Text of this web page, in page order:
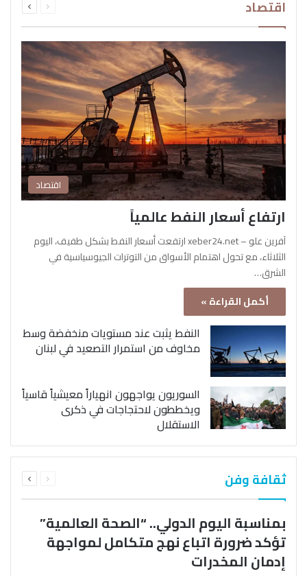
اقتصاد الصفحةالصفحة
اقتصاد
ارتفاع أسعار النفط عالمياً
آفرين علو – xeber24.net ارتفعت أسعار النفط بشكل طفيف، اليوم
الثلاثاء، مع تحول اهتمام الأسواق من التوترات الجيوسياسية في
الشرق…
أكمل القراءة »
النفط يثبت عند مستويات منخفضة وسط
مخاوف من استمرار التصعيد في لبنان
السوريون يواجهون انهياراً معيشياً قاسياً
ويخططون لاحتجاجات في ذكرى
الاستقلال
ثقافة وفن الصفحةالصفحة
بمناسبة اليوم الدولي.. “الصحة العالمية”
تؤكد ضرورة اتباع نهج متكامل لمواجهة
إدمان المخدرات